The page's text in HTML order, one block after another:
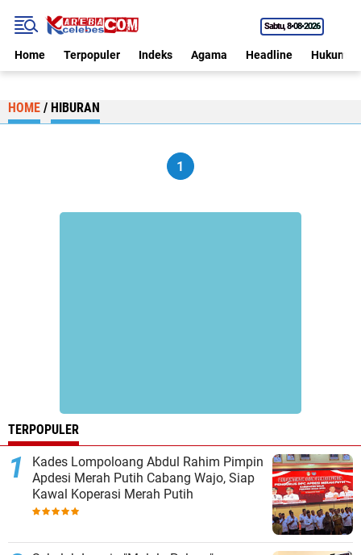
Sabtu 8•08•2026
Home Terpopuler Indeks Agama Headline Hukum
HOME / HIBURAN
1
TERPOPULER
Kades Lompoloang Abdul Rahim Pimpin
Apdesi Merah Putih Cabang Wajo, Siap
Kawal Koperasi Merah Putih